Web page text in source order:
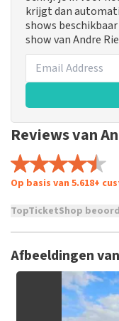
krijgt dan
shows
show van Andre
Reviews van
Op basis van 5.618+
TopTicketShop
niet mogelijk om een
tickets hebt
grof taalgebruik en/
Het kan enkele
Afbeeldingen